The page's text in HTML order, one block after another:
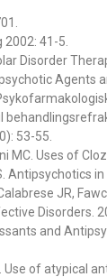
41-5.
Disorder
Agents
53-55.
MC. Uses of
Antipsychotics
JR,
Disorders.
and
Use of atypical